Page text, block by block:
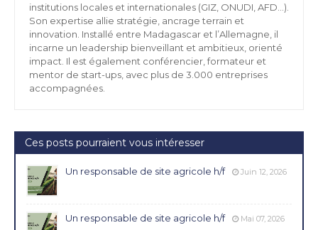
institutions locales et internationales (GIZ, ONUDI, AFD…).
Son expertise allie stratégie, ancrage terrain et
innovation. Installé entre Madagascar et l’Allemagne, il
incarne un leadership bienveillant et ambitieux, orienté
impact. Il est également conférencier, formateur et
mentor de start-ups, avec plus de 3.000 entreprises
accompagnées.
Ces posts pourraient vous intéresser
Un responsable de site agricole h/f Juin 12, 2026
Un responsable de site agricole h/f Mai 07, 2026